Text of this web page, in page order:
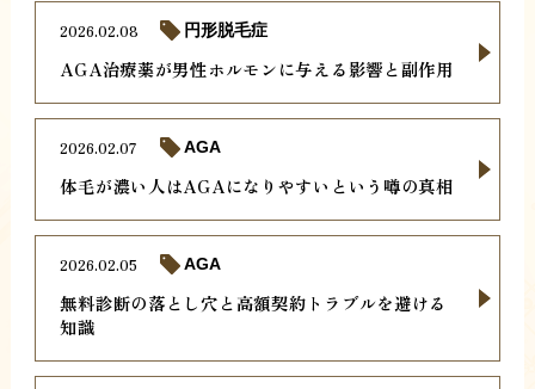
AGA治療薬が男性ホルモンに与える影響と副作用
2026.02.08 円形脱毛症
体毛が濃い人はAGAになりやすいという噂の真相
2026.02.07 AGA
無料診断の落とし穴と高額契約トラブルを避ける
知識
2026.02.05 AGA